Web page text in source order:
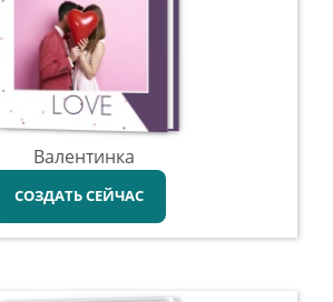
Валентинка
СОЗДАТЬ СЕЙЧАС